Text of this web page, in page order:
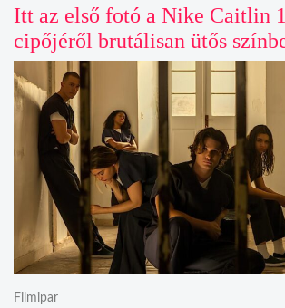
Itt az első fotó a Nike Caitlin
cipőjéről brutálisan ütős
Filmipar